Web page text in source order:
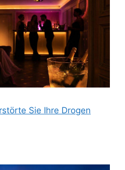
Sie Ihre Drogen